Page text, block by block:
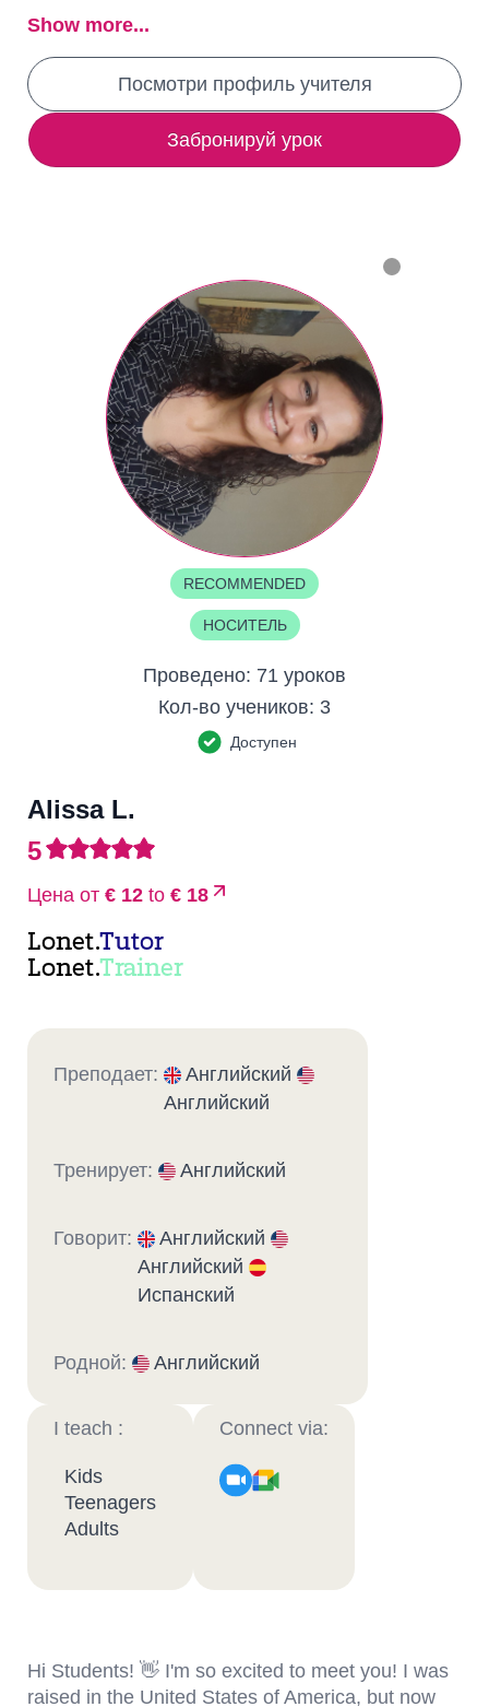
Show more...
Посмотри профиль учителя
Забронируй урок
RECOMMENDED
НОСИТЕЛЬ
Проведено: 71 уроков
Кол-во учеников: 3
Доступен
Alissa L.
5
Цена от € 12 to € 18
Lonet.Tutor
Lonet.Trainer
Преподает:
Английский
Английский
Тренирует: Английский
Говорит:
Английский
Английский
Испанский
Родной: Английский
I teach :
Kids
Teenagers
Adults
Connect via:
Hi Students! 👋 I'm so excited to meet you! I was
raised in the United States of America, but now